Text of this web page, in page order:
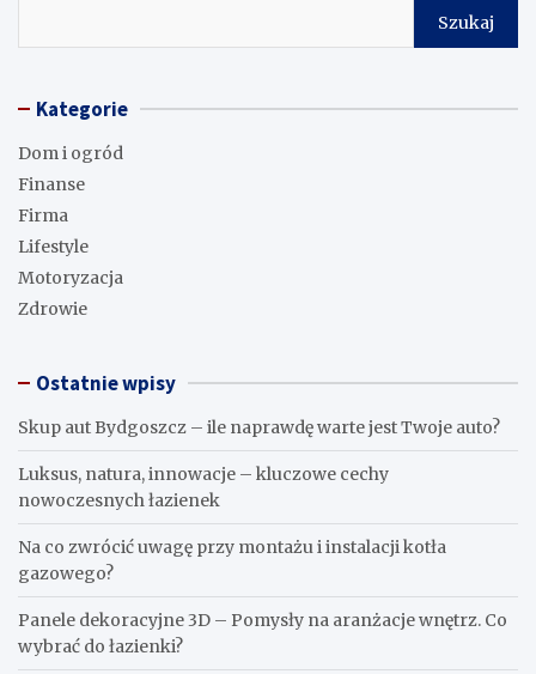
Szukaj
Kategorie
Dom i ogród
Finanse
Firma
Lifestyle
Motoryzacja
Zdrowie
Ostatnie wpisy
Skup aut Bydgoszcz – ile naprawdę warte jest Twoje auto?
Luksus, natura, innowacje – kluczowe cechy
nowoczesnych łazienek
Na co zwrócić uwagę przy montażu i instalacji kotła
gazowego?
Panele dekoracyjne 3D – Pomysły na aranżacje wnętrz. Co
wybrać do łazienki?